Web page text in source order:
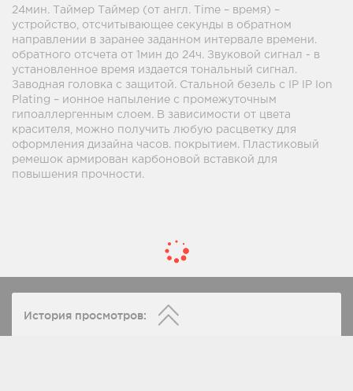
24мин. Таймер Таймер (от англ. Time – время) –
устройство, отсчитывающее секунды в обратном
направлении в заранее заданном интервале времени.
обратного отсчета от 1мин до 24ч. Звуковой сигнал - в
установленное время издается тональный сигнал.
Заводная головка с защитой. Стальной безель с IP IP Ion
Plating – ионное напыление с промежуточным
гипоаллергенным слоем. В зависимости от цвета
красителя, можно получить любую расцветку для
оформления дизайна часов. покрытием. Пластиковый
ремешок армирован карбоновой вставкой для
повышения прочности.
История просмотров: